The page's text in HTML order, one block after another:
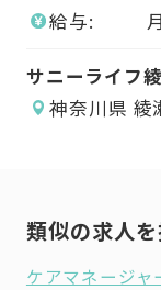
給与:
サニーライフ
神奈川県 綾
類似の求人
ケアマネージャ